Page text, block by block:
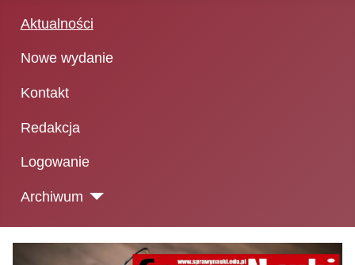
Aktualności
Nowe wydanie
Kontakt
Redakcja
Logowanie
Archiwum